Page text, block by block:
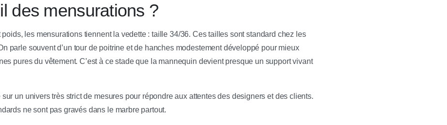
des mensurations ?
les mensurations tiennent la vedette : taille 34/36. Ces tailles sont standard chez les
parle souvent d’un tour de poitrine et de hanches modestement développé pour mieux
pures du vêtement. C’est à ce stade que la mannequin devient presque un support vivant
sur un univers très strict de mesures pour répondre aux attentes des designers et des clients.
ne sont pas gravés dans le marbre partout.